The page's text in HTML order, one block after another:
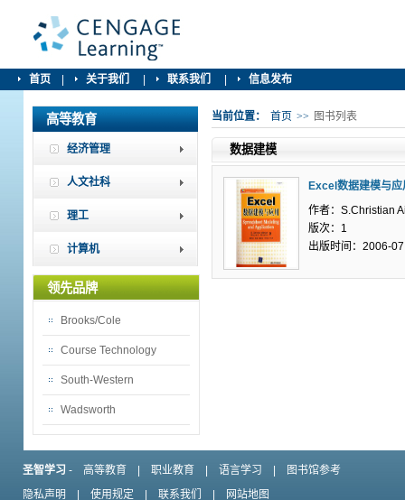
首页 关于我们 联系我们 信息发布
高等教育
经济管理
人文社科
理工
计算机
领先品牌
Brooks/Cole
Course Technology
South-Western
Wadsworth
当前位置： 首页 >> 图书列表
数据建模
Excel数据建模与应
作者：S.Christian
版次：1
出版时间：2006-07
圣智学习 - 高等教育 职业教育 语言学习
图书馆参考
隐私声明
使用规定 联系我们 网站地图